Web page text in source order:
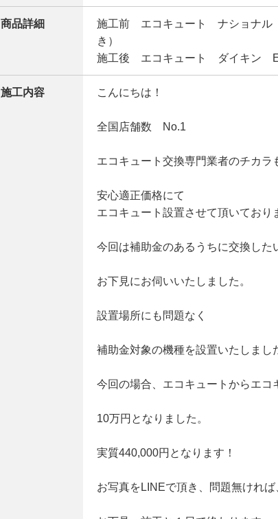
商品詳細
施工前 エコキュート ナショナ
き）
施工後 エコキュート ダイキン
施工内容 こんにちは！
全国店舗数 No.1
エコキュート交換専門業者のチカラ
安心適正価格にて
エコキュート設置させて頂いており
今回は補助金のあるうちに交換した
お下見にお伺いいたしました。
設置場所にも問題なく
補助金対象の機種を設置いたしまし
今回の場合、エコキュートからエコ
10万円となりました。
実質440,000円となります！
お写真をLINEで頂き、問題無ければ